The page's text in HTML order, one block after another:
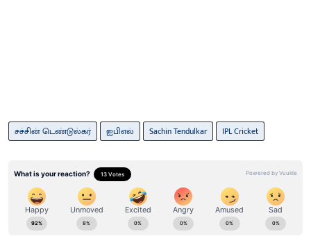
சச்சின் டெண்டுல்கர் ஐபிஎல் Sachin Tendulkar IPL Cricket